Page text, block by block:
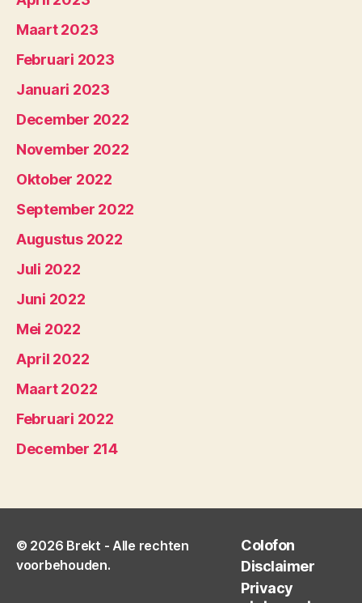
Maart 2023
Februari 2023
Januari 2023
December 2022
November 2022
Oktober 2022
September 2022
Augustus 2022
Juli 2022
Juni 2022
Mei 2022
April 2022
Maart 2022
Februari 2022
December 214
© 2026 Brekt - Alle rechten
voorbehouden.
Colofon
Disclaimer
Privacy